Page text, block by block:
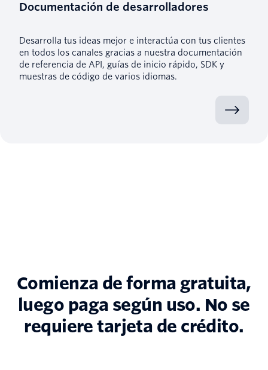
Documentación de desarrolladores
Desarrolla tus ideas mejor e interactúa con tus clientes
en todos los canales gracias a nuestra documentación
de referencia de API, guías de inicio rápido, SDK y
muestras de código de varios idiomas.
Comienza de forma gratuita,
luego paga según uso. No se
requiere tarjeta de crédito.